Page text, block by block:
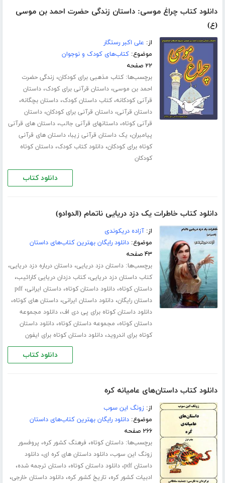
دانلود کتاب چراغ موسی: داستان زندگی حضرت احمد بن موسی
(ع)
از: علی اکبر رستگار
موضوع:کتاب‌های کودک و نوجوان
۲۲ صفحه
برچسب‌ها:کتاب مذهبی برای کودکان، زندگی حضرت
احمد بن موسی،داستان قرآنی برای کودک،داستان
قرآنی کودکانه،کتاب داستان کودک،داستان بچگانه،
داستان قرآنی،داستان قرآنی برای کودکان،داستان
قرآنی کوتاه،داستانهای قرآنی جالب،داستان های قرآنی
پیامبران، یک داستان قرآنی زیبا،داستان های قرآنی
کوتاه برای کودکان،دانلود کتاب کودک،داستان کوتاه
کودکان
دانلود کتاب
دانلود کتاب خاطرات یک دزد دریایی ناتمام (الدوادو)
از:آزاده دریکوندی
موضوع:دانلود رایگان بهترین کتاب‌های داستان
۴۳ صفحه
برچسب‌ها:داستان دزد دریایی،داستان درباره دزد دریایی،
کتاب داستان دزد دریایی،کتاب دزدان دریایی کارائیب،
داستان کوتاه،دانلود داستان کوتاه،داستان ایرانی،pdf
داستان رایگان،دانلود داستان ایرانی،داستان های کوتاه،
دانلود داستان کوتاه برای پی دی اف،دانلود مجموعه
داستان کوتاه، مجموعه داستان کوتاه،دانلود داستان
کوتاه برای اندروید،دانلود داستان کوتاه برای ایفون
دانلود کتاب
دانلود کتاب داستان‌های عامیانه کره
از:زونگ این سوب
موضوع:دانلود رایگان بهترین کتاب‌های داستان
۲۶۶ صفحه
برچسب‌ها:داستان کوتاه، فرهنگ کشور کره، پروفسور
زونگ این سوب،دانلود داستان های کره ای،دانلود
داستان pdf
،دانلود داستان کوتاه،داستان ترجمه شده،
ادبیات کشور کره، تاریخ کشور کره،دانلود داستان خارجی،